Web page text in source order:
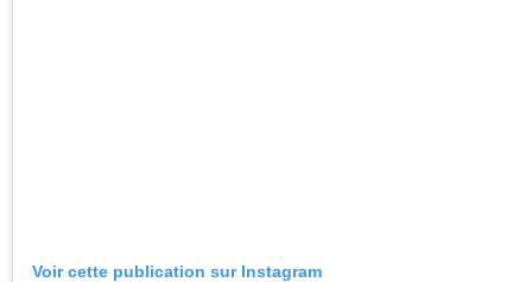
Voir cette publication sur Instagram